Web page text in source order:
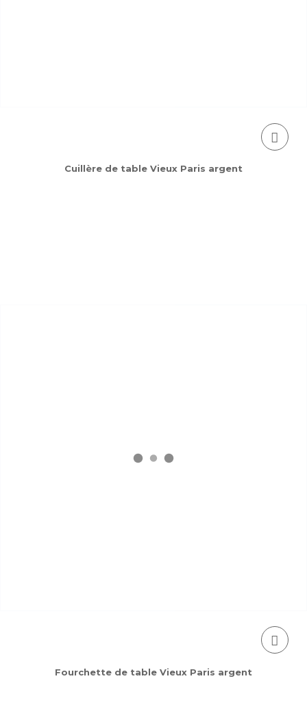
Cuillère de table Vieux Paris argent
Fourchette de table Vieux Paris argent